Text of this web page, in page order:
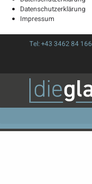
Datenschutzerklärung
Impressum
Tel:+43 3462 84 166